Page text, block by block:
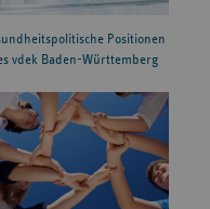
Positionen
vdek Baden-Württemberg